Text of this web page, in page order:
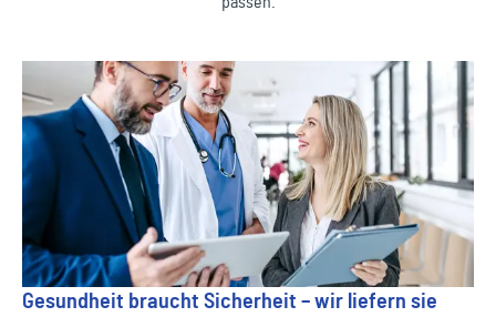
Gesundheit braucht Sicherheit – wir liefern sie